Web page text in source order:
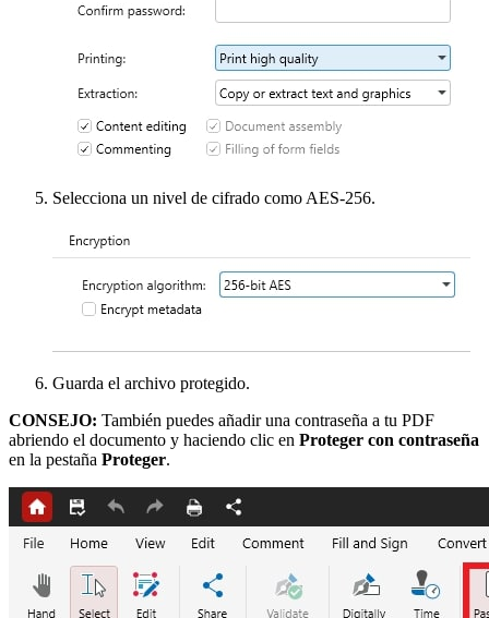
Selecciona un nivel de cifrado como AES-256.
Guarda el archivo protegido.
CONSEJO: También puedes añadir una contraseña a tu PDF
abriendo el documento y haciendo clic en Proteger con contraseña
en la pestaña Proteger.